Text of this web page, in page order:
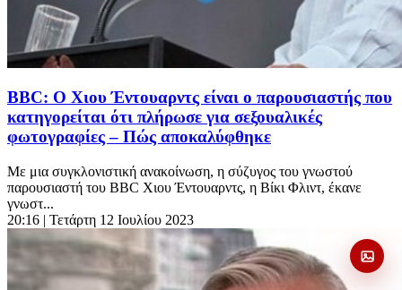
BBC: Ο Χιου Έντουαρντς είναι ο παρουσιαστής που
κατηγορείται ότι πλήρωσε για σεξουαλικές
φωτογραφίες – Πώς αποκαλύφθηκε
Με μια συγκλονιστική ανακοίνωση, η σύζυγος του γνωστού
παρουσιαστή του BBC Χιου Έντουαρντς, η Βίκι Φλιντ, έκανε
γνωστ...
20:16 | Τετάρτη 12 Ιουλίου 2023